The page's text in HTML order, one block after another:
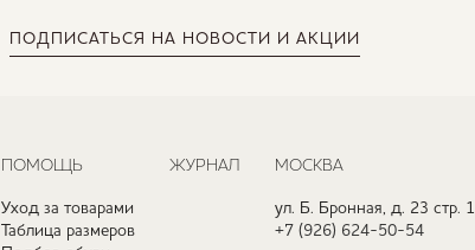
ПОДПИСАТЬСЯ НА НОВОСТИ И АКЦИИ
ПОМОЩЬ
Уход за товарами
Таблица размеров
ЖУРНАЛ МОСКВА
ул. Б. Бронная, д. 23 стр. 1
+7 (926) 624-50-54